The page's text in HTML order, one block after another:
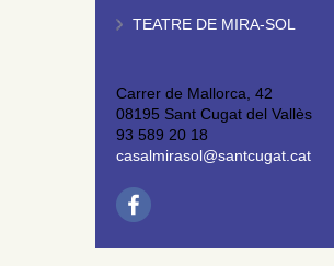
TEATRE DE MIRA-SOL
Carrer de Mallorca, 42
08195 Sant Cugat del Vallès
93 589 20 18
casalmirasol@santcugat.cat